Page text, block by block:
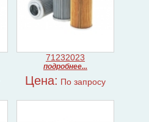
71232023
подробнее...
Цена: По запросу